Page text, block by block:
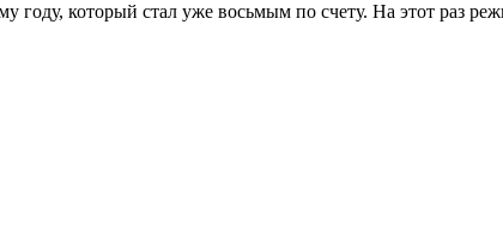
который стал уже восьмым по счету. На этот раз